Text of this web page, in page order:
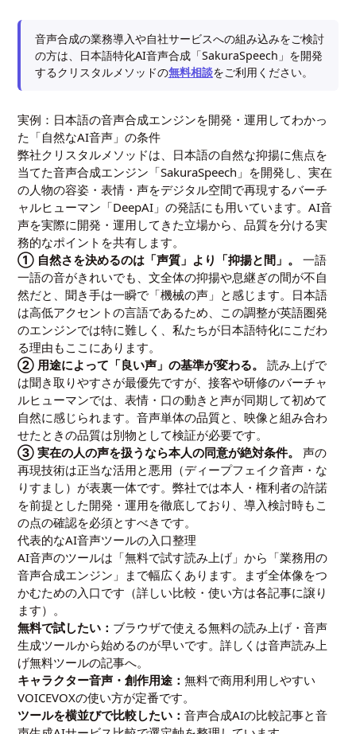
音声合成の業務導入や自社サービスへの組み込みをご検討
の方は、日本語特化AI音声合成「SakuraSpeech」を開発
するクリスタルメソッドの無料相談をご利用ください。
実例：日本語の音声合成エンジンを開発・運用してわかっ
た「自然なAI音声」の条件
弊社クリスタルメソッドは、日本語の自然な抑揚に焦点を
当てた音声合成エンジン「SakuraSpeech」を開発し、実在
の人物の容姿・表情・声をデジタル空間で再現するバーチ
ャルヒューマン「DeepAI」の発話にも用いています。AI音
声を実際に開発・運用してきた立場から、品質を分ける実
務的なポイントを共有します。
① 自然さを決めるのは「声質」より「抑揚と間」。
一語
一語の音がきれいでも、文全体の抑揚や息継ぎの間が不自
然だと、聞き手は一瞬で「機械の声」と感じます。日本語
は高低アクセントの言語であるため、この調整が英語圏発
のエンジンでは特に難しく、私たちが日本語特化にこだわ
る理由もここにあります。
② 用途によって「良い声」の基準が変わる。
読み上げで
は聞き取りやすさが最優先ですが、接客や研修のバーチャ
ルヒューマンでは、表情・口の動きと声が同期して初めて
自然に感じられます。音声単体の品質と、映像と組み合わ
せたときの品質は別物として検証が必要です。
③ 実在の人の声を扱うなら本人の同意が絶対条件。
声の
再現技術は正当な活用と悪用（ディープフェイク音声・な
りすまし）が表裏一体です。弊社では本人・権利者の許諾
を前提とした開発・運用を徹底しており、導入検討時もこ
の点の確認を必須とすべきです。
代表的なAI音声ツールの入口整理
AI音声のツールは「無料で試す読み上げ」から「業務用の
音声合成エンジン」まで幅広くあります。まず全体像をつ
かむための入口です（詳しい比較・使い方は各記事に譲り
ます）。
無料で試したい： ブラウザで使える無料の読み上げ・音声
生成ツールから始めるのが早いです。詳しくは音声読み上
げ無料ツールの記事へ。
キャラクター音声・創作用途：無料で商用利用しやすい
VOICEVOXの使い方が定番です。
ツールを横並びで比較したい：音声合成AIの比較記事と音